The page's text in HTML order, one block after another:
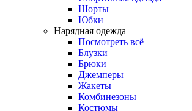
Шорты
Юбки
Нарядная одежда
Посмотреть всё
Блузки
Брюки
Джемперы
Жакеты
Комбинезоны
Костюмы